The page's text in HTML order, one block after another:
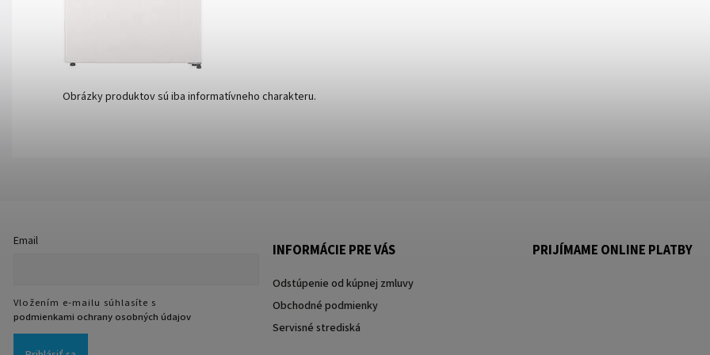
Obrázky produktov sú iba informatívneho charakteru.
Email
Vložením e-mailu súhlasíte s
podmienkami ochrany osobných údajov
INFORMÁCIE PRE VÁS
Odstúpenie od kúpnej zmluvy
Obchodné podmienky
Servisné strediská
PRIJÍMAME ONLINE PLATBY